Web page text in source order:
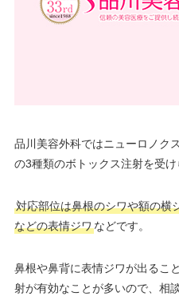
品川美容外科ではニューロノク
の3種類のボトックス注射を受け
対応部位は鼻根のシワや額の横
などの表情ジワなどです。
鼻根や鼻背に表情ジワが出るこ
射が有効なことが多いので、相